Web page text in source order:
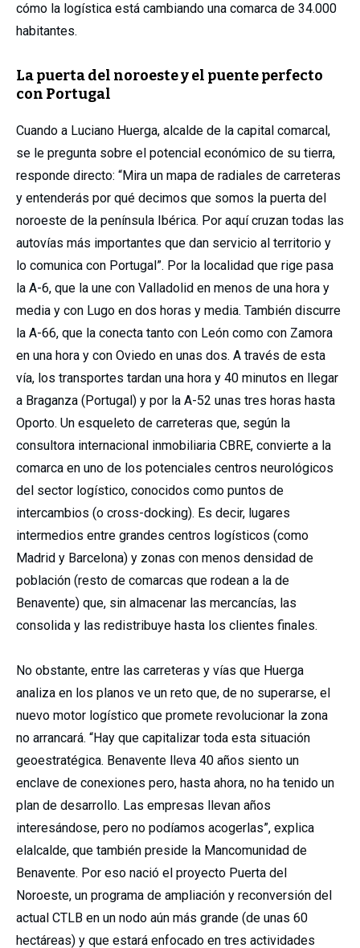
cómo la logística está cambiando una comarca de 34.000
habitantes.
La puerta del noroeste y el puente perfecto
con Portugal
Cuando a Luciano Huerga, alcalde de la capital comarcal,
se le pregunta sobre el potencial económico de su tierra,
responde directo: “Mira un mapa de radiales de carreteras
y entenderás por qué decimos que somos la puerta del
noroeste de la península Ibérica. Por aquí cruzan todas las
autovías más importantes que dan servicio al territorio y
lo comunica con Portugal”. Por la localidad que rige pasa
la A-6, que la une con Valladolid en menos de una hora y
media y con Lugo en dos horas y media. También discurre
la A-66, que la conecta tanto con León como con Zamora
en una hora y con Oviedo en unas dos. A través de esta
vía, los transportes tardan una hora y 40 minutos en llegar
a Braganza (Portugal) y por la A-52 unas tres horas hasta
Oporto. Un esqueleto de carreteras que, según la
consultora internacional inmobiliaria CBRE, convierte a la
comarca en uno de los potenciales centros neurológicos
del sector logístico, conocidos como puntos de
intercambios (o cross-docking). Es decir, lugares
intermedios entre grandes centros logísticos (como
Madrid y Barcelona) y zonas con menos densidad de
población (resto de comarcas que rodean a la de
Benavente) que, sin almacenar las mercancías, las
consolida y las redistribuye hasta los clientes finales.
No obstante, entre las carreteras y vías que Huerga
analiza en los planos ve un reto que, de no superarse, el
nuevo motor logístico que promete revolucionar la zona
no arrancará. “Hay que capitalizar toda esta situación
geoestratégica. Benavente lleva 40 años siento un
enclave de conexiones pero, hasta ahora, no ha tenido un
plan de desarrollo. Las empresas llevan años
interesándose, pero no podíamos acogerlas”, explica
elalcalde, que también preside la Mancomunidad de
Benavente. Por eso nació el proyecto Puerta del
Noroeste, un programa de ampliación y reconversión del
actual CTLB en un nodo aún más grande (de unas 60
hectáreas) y que estará enfocado en tres actividades